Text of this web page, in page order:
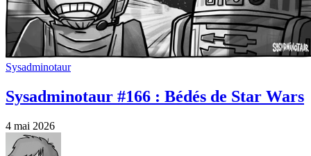
Sysadminotaur
Sysadminotaur #166 : Bédés de Star Wars
4 mai 2026